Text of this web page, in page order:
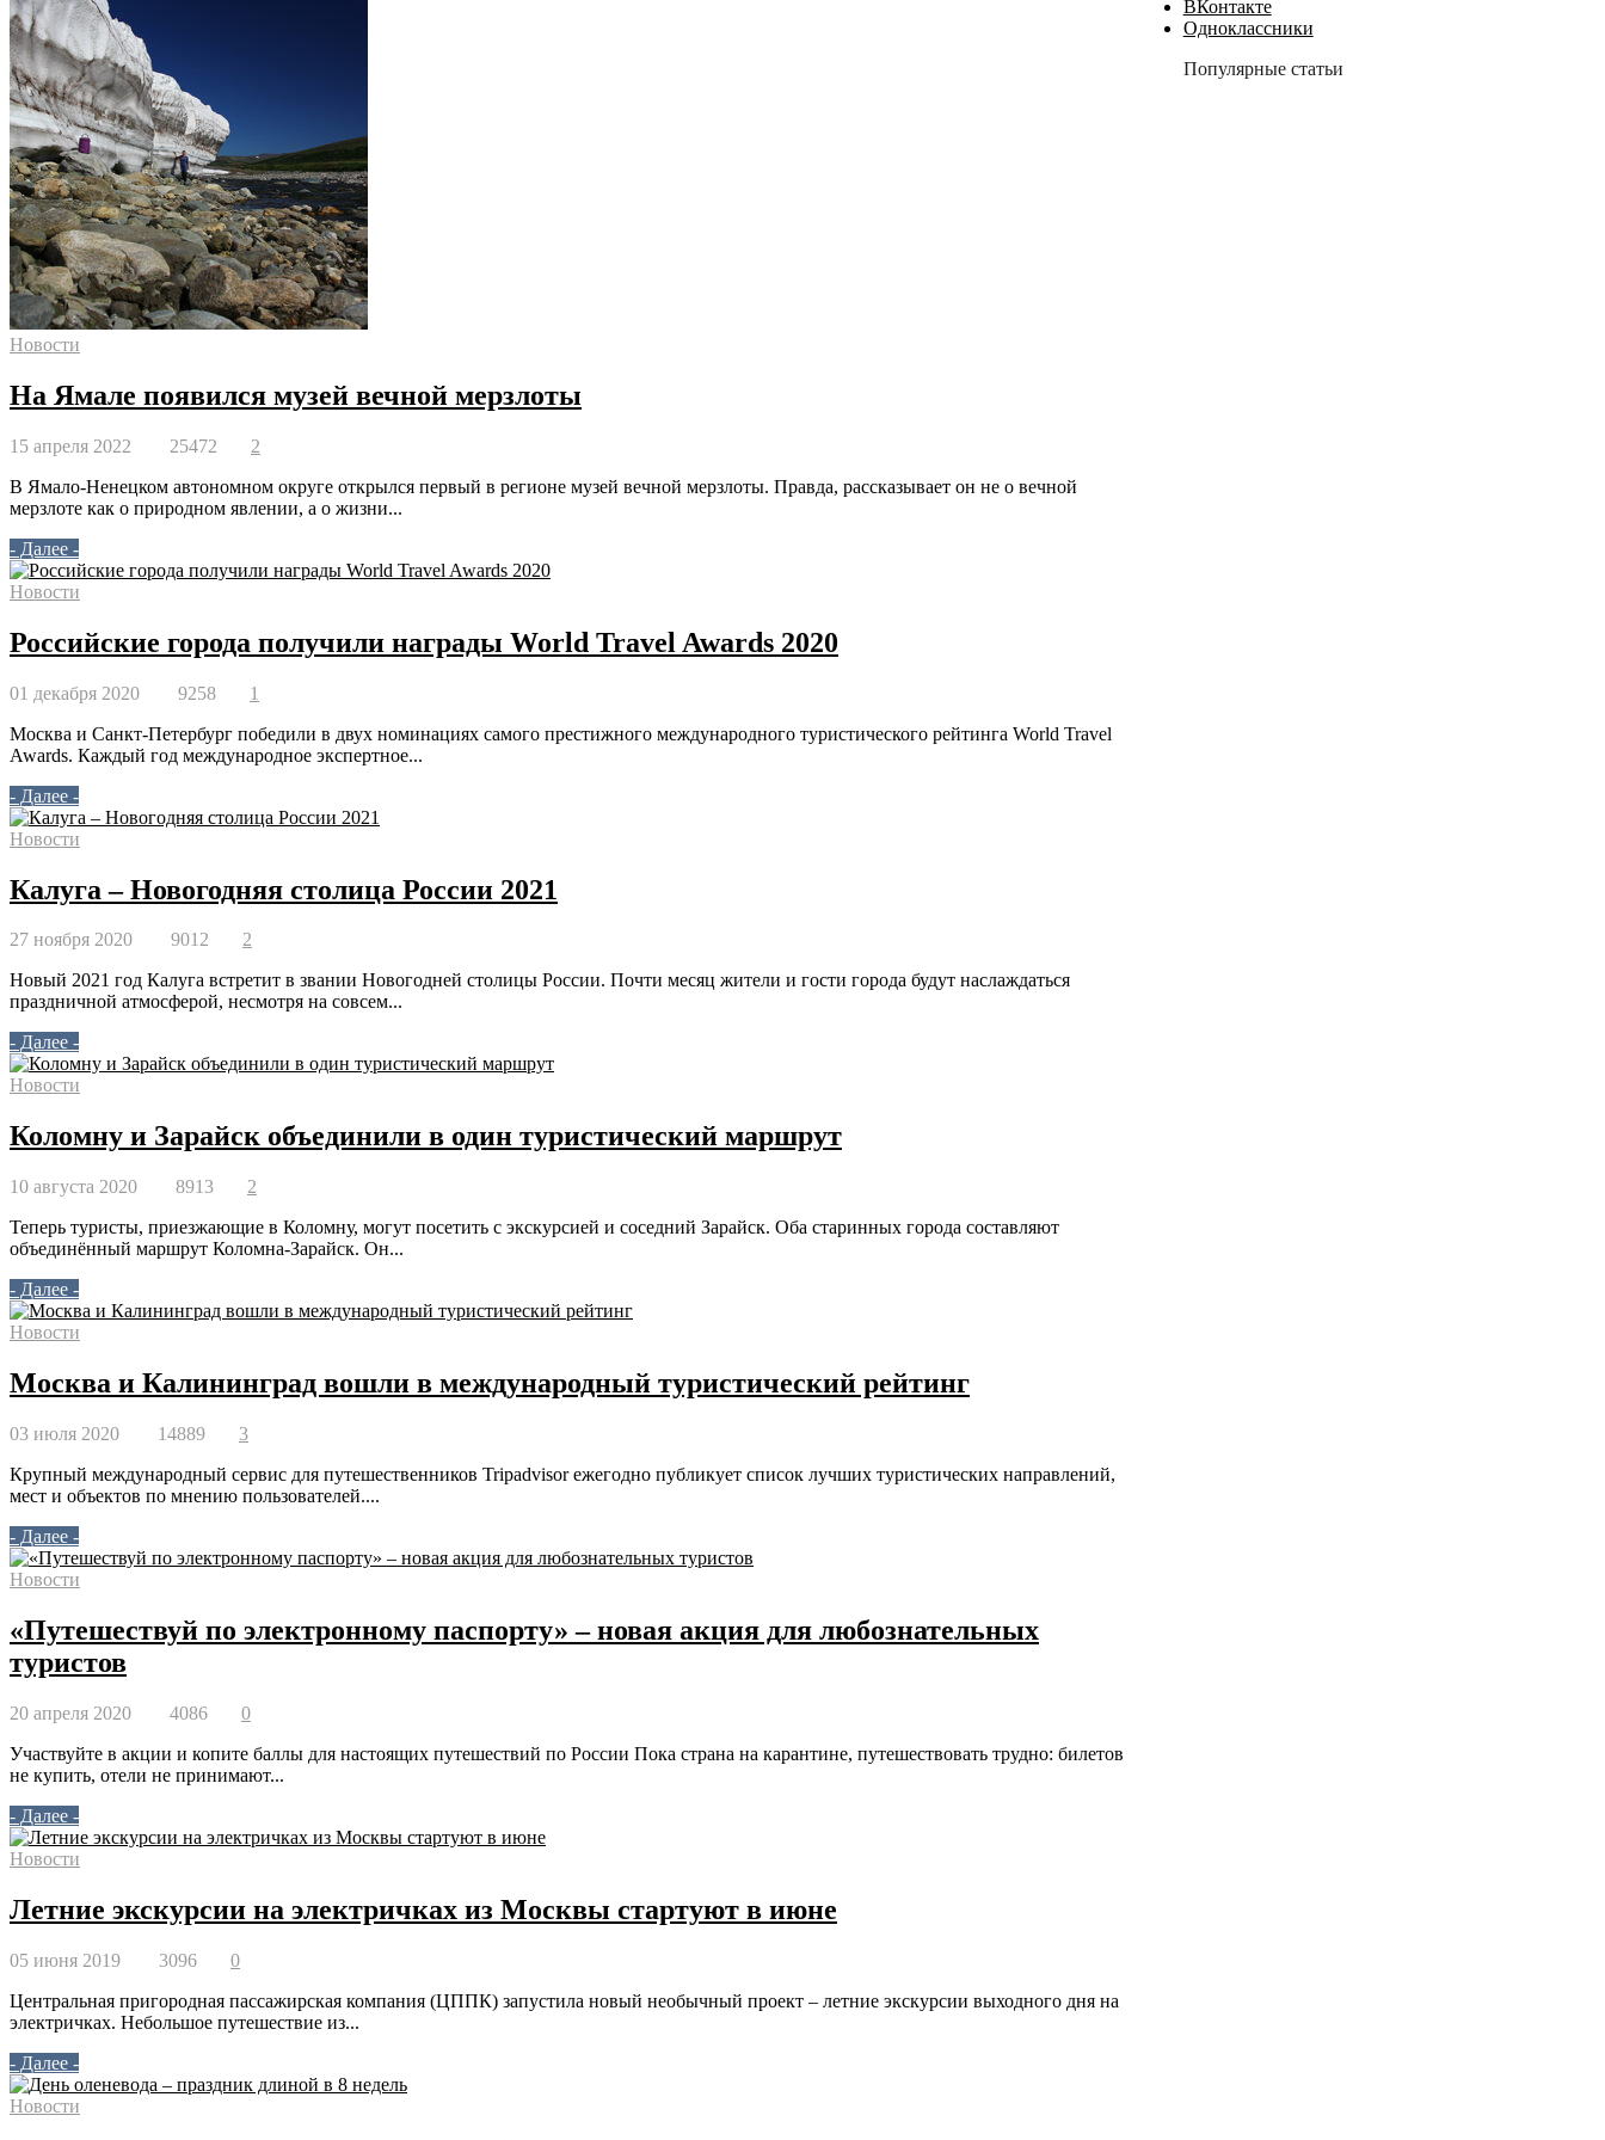
Новости
На Ямале появился музей вечной мерзлоты
15 апреля 2022 25472 2
В Ямало-Ненецком автономном округе открылся первый в регионе музей вечной мерзлоты. Правда, рассказывает он не о вечной
мерзлоте как о природном явлении, а о жизни...
- Далее -
Новости
Российские города получили награды World Travel Awards 2020
01 декабря 2020 9258 1
Москва и Санкт-Петербург победили в двух номинациях самого престижного международного туристического рейтинга World Travel
Awards. Каждый год международное экспертное...
- Далее -
Новости
Калуга – Новогодняя столица России 2021
27 ноября 2020 9012 2
Новый 2021 год Калуга встретит в звании Новогодней столицы России. Почти месяц жители и гости города будут наслаждаться
праздничной атмосферой, несмотря на совсем...
- Далее -
Новости
Коломну и Зарайск объединили в один туристический маршрут
10 августа 2020 8913 2
Теперь туристы, приезжающие в Коломну, могут посетить с экскурсией и соседний Зарайск. Оба старинных города составляют
объединённый маршрут Коломна-Зарайск. Он...
- Далее -
Новости
Москва и Калининград вошли в международный туристический рейтинг
03 июля 2020 14889 3
Крупный международный сервис для путешественников Tripadvisor ежегодно публикует список лучших туристических направлений,
мест и объектов по мнению пользователей....
- Далее -
Новости
«Путешествуй по электронному паспорту» – новая акция для любознательных
туристов
20 апреля 2020 4086 0
Участвуйте в акции и копите баллы для настоящих путешествий по России Пока страна на карантине, путешествовать трудно: билетов
не купить, отели не принимают...
- Далее -
Новости
Летние экскурсии на электричках из Москвы стартуют в июне
05 июня 2019 3096 0
Центральная пригородная пассажирская компания (ЦППК) запустила новый необычный проект – летние экскурсии выходного дня на
электричках. Небольшое путешествие из...
- Далее -
Новости
ВКонтакте
Одноклассники
Популярные статьи